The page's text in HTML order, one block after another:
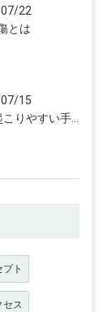
22
とは
15
プト
セス